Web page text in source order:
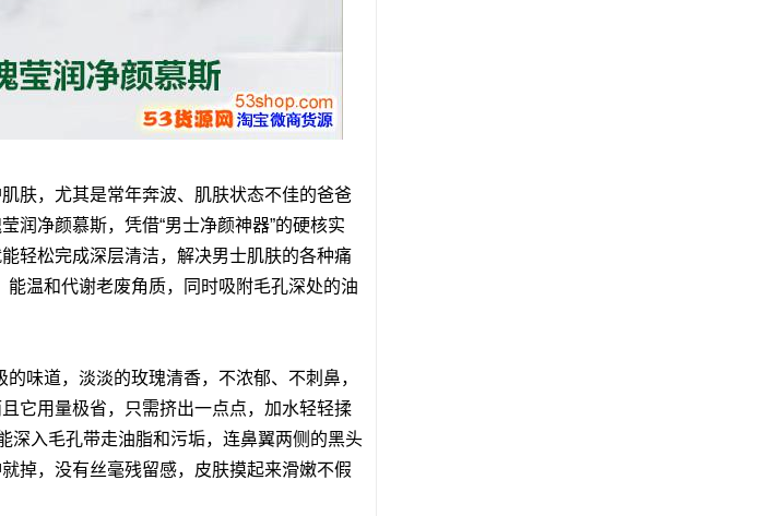
肤，尤其是常年奔波、肌肤状态不佳的爸爸
润净颜慕斯，凭借“男士净颜神器”的硬核实
轻松完成深层清洁，解决男士肌肤的各种痛
温和代谢老废角质，同时吸附毛孔深处的油
味道，淡淡的玫瑰清香，不浓郁、不刺鼻，
它用量极省，只需挤出一点点，加水轻轻揉
深入毛孔带走油脂和污垢，连鼻翼两侧的黑头
掉，没有丝毫残留感，皮肤摸起来滑嫩不假